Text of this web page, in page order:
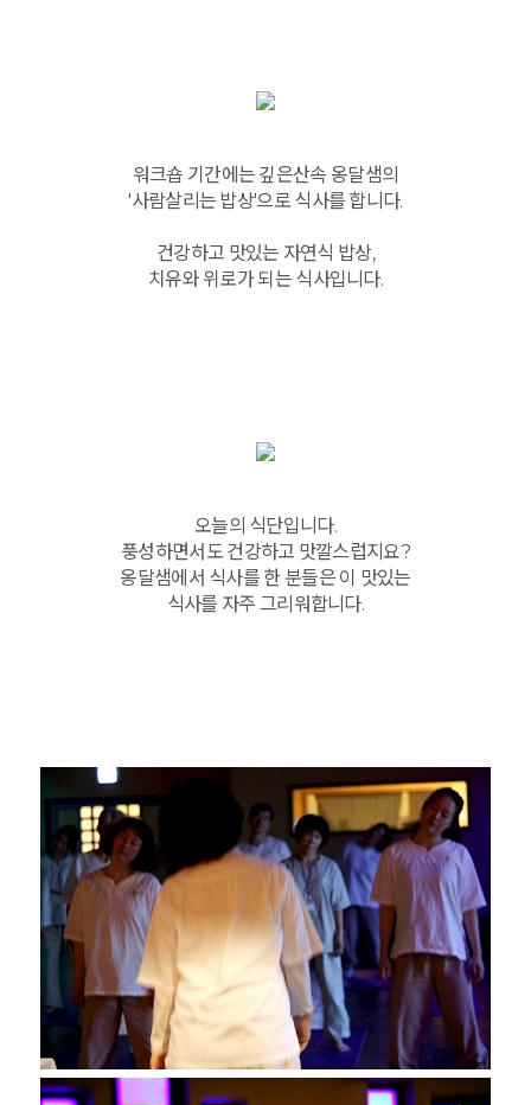
워크숍 기간에는 깊은산속 옹달샘의
'사람살리는 밥상'으로 식사를 합니다.
건강하고 맛있는 자연식 밥상,
치유와 위로가 되는 식사입니다.
오늘의 식단입니다.
풍성하면서도 건강하고 맛깔스럽지요?
옹달샘에서 식사를 한 분들은 이 맛있는
식사를 자주 그리워합니다.